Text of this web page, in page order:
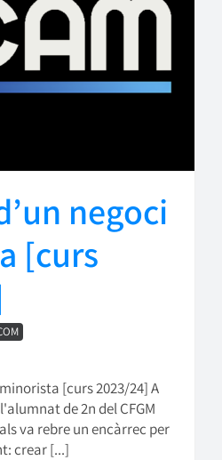
negoci
[curs
[curs 2023/24] A
de 2n del CFGM
va rebre un encàrrec per
crear [...]